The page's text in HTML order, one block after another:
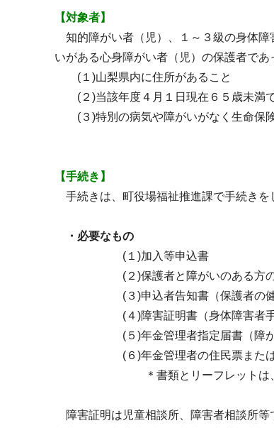
【対象者】
知的障がい者（児）、１～３級の身体障
いがある心身障がい者（児）の保護者であ
(１)山梨県内に住所があること
(２)当該年度４月１日現在６５歳未満
(３)特別の病気や障がいがなく生命保
【手続き】
手続きは、町役場福祉推進課で手続きを
・必要なもの
(１)加入等申込書
(２)保護者と障がいのある方の
(３)申込者告知書（保護者の健康
(４)障害証明書（身体障害者手帳、
(５)年金管理者指定届書（障がいの
(６)年金管理者の住民票または
＊書類とリーフレットは、町役
障害証明は児童相談所、障害者相談所等